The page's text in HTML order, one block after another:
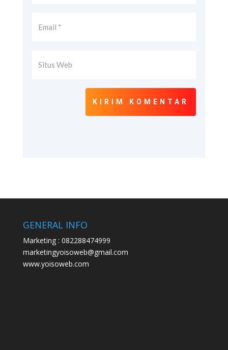
KIRIM KOMENTAR
GENERAL INFO
Marketing : 082288474999
marketingyoisoweb@gmail.com
www.yoisoweb.com